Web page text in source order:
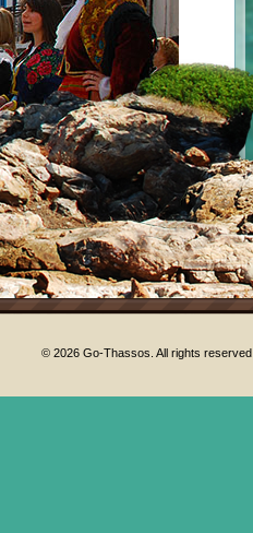
© 2026 Go-Thassos. All rights reserved.